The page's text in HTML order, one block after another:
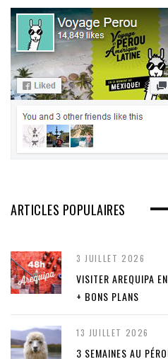
ARTICLES POPULAIRES
3 JUILLET 2026
VISITER AREQUIPA
+ BONS PLANS
13 JUILLET 2026
3 SEMAINES AU